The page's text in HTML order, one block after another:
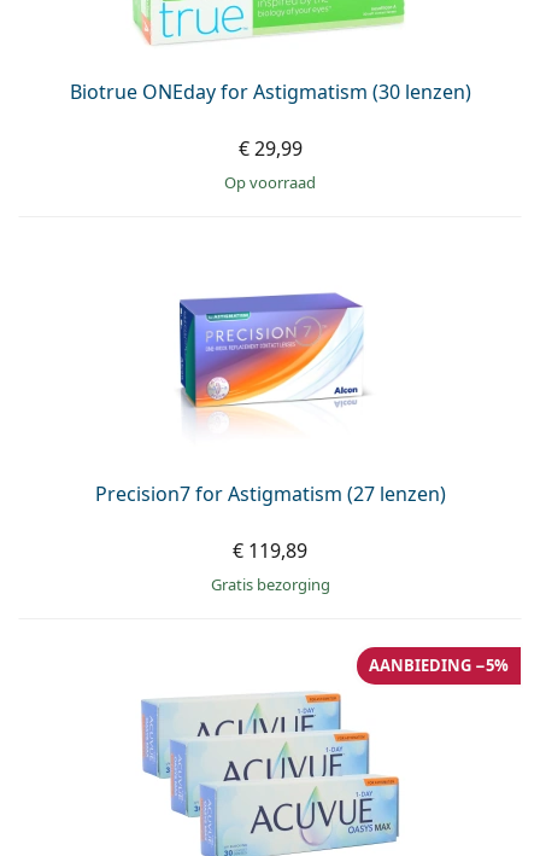
Biotrue ONEday for Astigmatism (30 lenzen)
€ 29,99
op voorraad
Precision7 for Astigmatism (27 lenzen)
€ 119,89
Gratis bezorging
AANBIEDING −5%